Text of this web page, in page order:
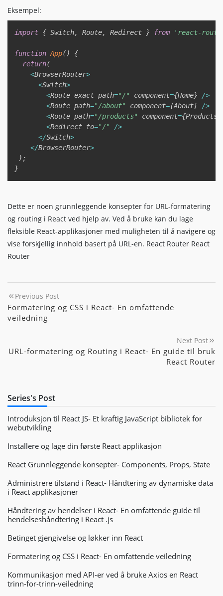
Eksempel:
import { Switch, Route, Redirect } from 'react-
function App()
{
return(
<BrowserRouter>
<Switch>
<Route exact path="/" component={Home} />
<Route path="/about" component={About} />
<Route path="/products" component={Products
<Redirect to="/" />
</Switch>
</BrowserRouter>
) ;
}
Dette er noen grunnleggende konsepter for URL-formatering
og routing i React ved hjelp av. Ved å bruke kan du lage
fleksible React-applikasjoner med muligheten til å navigere og
vise forskjellig innhold basert på URL-en. React Router React
Router
Previous Post
Formatering og CSS i React- En omfattende
veiledning
Next Post
URL-formatering og Routing i React- En guide til bruk
React Router
Series's Post
Introduksjon til React JS- Et kraftig JavaScript bibliotek for
webutvikling
Installere og lage din første React applikasjon
React Grunnleggende konsepter- Components, Props, State
Administrere tilstand i React- Håndtering av dynamiske data
i React applikasjoner
Håndtering av hendelser i React- En omfattende guide til
hendelseshåndtering i React .js
Betinget gjengivelse og løkker inn React
Formatering og CSS i React- En omfattende veiledning
Kommunikasjon med API-er ved å bruke Axios en React
trinn-for-trinn-veiledning